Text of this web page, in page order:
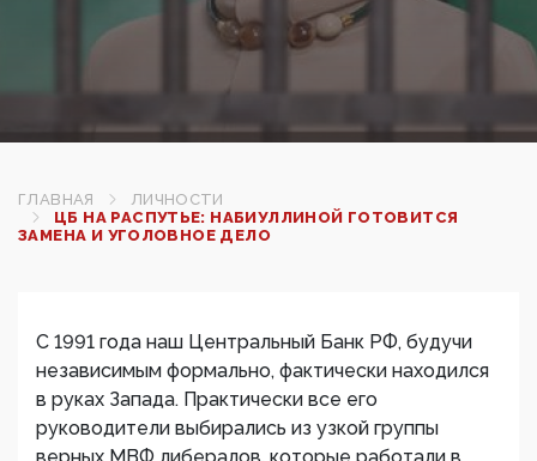
ГЛАВНАЯ
ЛИЧНОСТИ
ЦБ НА РАСПУТЬЕ: НАБИУЛЛИНОЙ ГОТОВИТСЯ
ЗАМЕНА И УГОЛОВНОЕ ДЕЛО
С 1991 года наш Центральный Банк РФ, будучи
независимым формально, фактически находился
в руках Запада. Практически все его
руководители выбирались из узкой группы